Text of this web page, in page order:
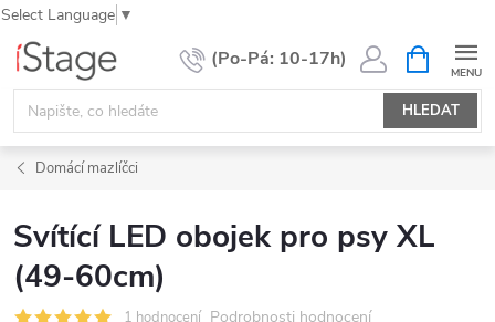
Select Language ▼
Přejít
obsah
HLEDAT
NÁKUPNÍ
KOŠÍK
Domácí mazlíčci
Svítící LED obojek pro psy XL
(49-60cm)
1 hodnocení Podrobnosti hodnocení